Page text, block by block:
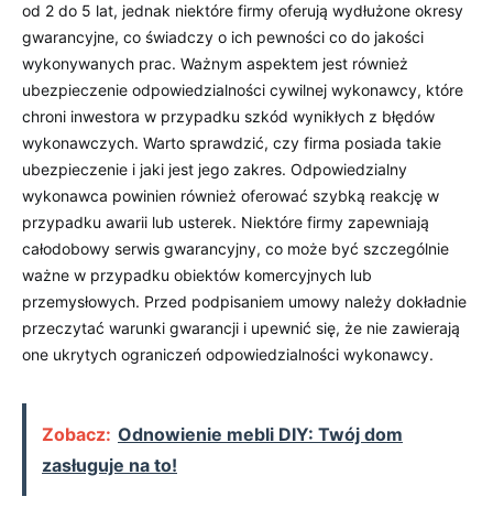
od 2 do 5 lat, jednak niektóre firmy oferują wydłużone okresy
gwarancyjne, co świadczy o ich pewności co do jakości
wykonywanych prac. Ważnym aspektem jest również
ubezpieczenie odpowiedzialności cywilnej wykonawcy, które
chroni inwestora w przypadku szkód wynikłych z błędów
wykonawczych. Warto sprawdzić, czy firma posiada takie
ubezpieczenie i jaki jest jego zakres. Odpowiedzialny
wykonawca powinien również oferować szybką reakcję w
przypadku awarii lub usterek. Niektóre firmy zapewniają
całodobowy serwis gwarancyjny, co może być szczególnie
ważne w przypadku obiektów komercyjnych lub
przemysłowych. Przed podpisaniem umowy należy dokładnie
przeczytać warunki gwarancji i upewnić się, że nie zawierają
one ukrytych ograniczeń odpowiedzialności wykonawcy.
Zobacz: Odnowienie mebli DIY: Twój dom
zasługuje na to!